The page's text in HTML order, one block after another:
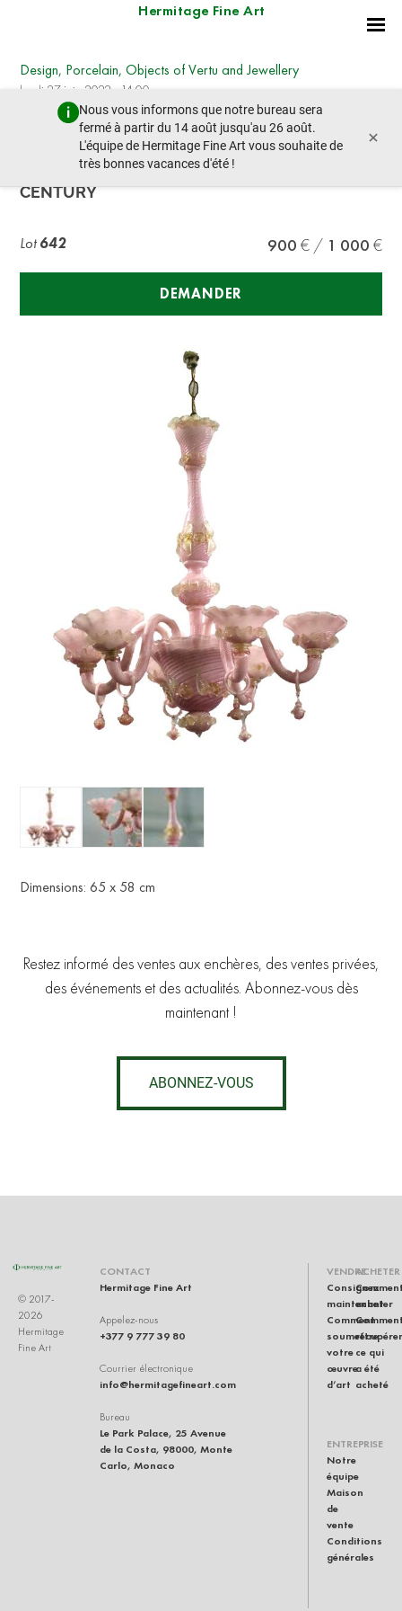
Hermitage Fine Art
Nous vous informons que notre bureau sera
fermé à partir du 14 août jusqu'au 26 août.
L'équipe de Hermitage Fine Art vous souhaite de
très bonnes vacances d'été !
×
Design, Porcelain, Objects of Vertu and Jewellery
lundi 27 juin 2022 - 14:00
lot précédent lot suivant
MURANO SIX-LIGHT CEILING LIGHT, XX
CENTURY
Lot642 900 1 000
DEMANDER
Dimensions: 65 x 58 cm
Restez informé des ventes aux enchères, des ventes privées,
des événements et des actualités. Abonnez-vous dès
maintenant !
ABONNEZ-VOUS
© 2017-
2026
Hermitage
Fine Art
CONTACT
Hermitage Fine Art
Appelez-nous
+377 9 777 39 80
Courrier électronique
info@hermitagefineart.com
Bureau
Le Park Palace, 25 Avenue
de la Costa, 98000, Monte
Carlo, Monaco
VENDRE
Consignez
maintenant
Comment
soumettre
votre
œuvre
d’art
ACHETER
acheter
récupérer
ce qui
a été
acheté
ENTREPRISE
Notre
équipe
Maison
de
vente
Conditions
générales